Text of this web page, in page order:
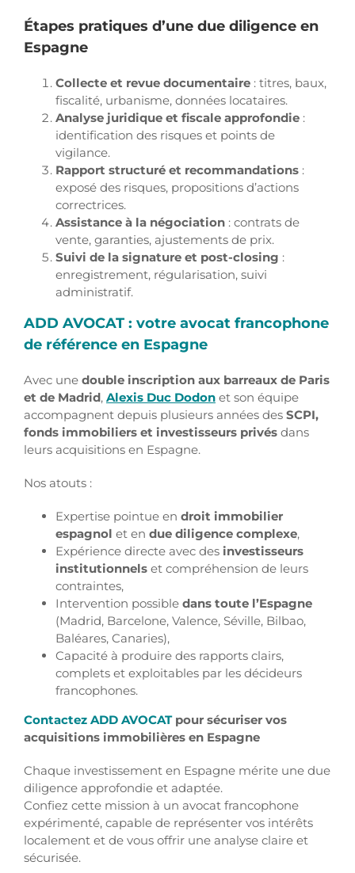
Étapes pratiques d’une due diligence en
Espagne
Collecte et revue documentaire : titres, baux,
fiscalité, urbanisme, données locataires.
Analyse juridique et fiscale approfondie :
identification des risques et points de
vigilance.
Rapport structuré et recommandations :
exposé des risques, propositions d’actions
correctrices.
Assistance à la négociation : contrats de
vente, garanties, ajustements de prix.
Suivi de la signature et post-closing :
enregistrement, régularisation, suivi
administratif.
ADD AVOCAT : votre avocat francophone
de référence en Espagne
Avec une double inscription aux barreaux de Paris
et de Madrid, Alexis Duc Dodon et son équipe
accompagnent depuis plusieurs années des SCPI,
fonds immobiliers et investisseurs privés dans
leurs acquisitions en Espagne.
Nos atouts :
Expertise pointue en droit immobilier
espagnol et en due diligence complexe,
Expérience directe avec des investisseurs
institutionnels et compréhension de leurs
contraintes,
Intervention possible dans toute l’Espagne
(Madrid, Barcelone, Valence, Séville, Bilbao,
Baléares, Canaries),
Capacité à produire des rapports clairs,
complets et exploitables par les décideurs
francophones.
Contactez ADD AVOCATpour sécuriser vos
acquisitions immobilières en Espagne
Chaque investissement en Espagne mérite une due
diligence approfondie et adaptée.
Confiez cette mission à un avocat francophone
expérimenté, capable de représenter vos intérêts
localement et de vous offrir une analyse claire et
sécurisée.